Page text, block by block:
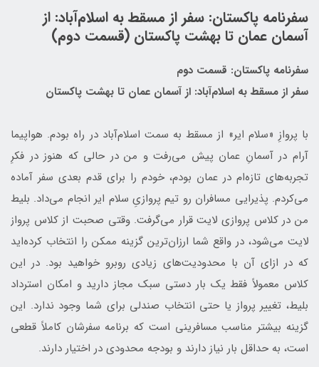
سفرنامه پاکستان: سفر از مسقط به اسلام‌آباد: از
آسمان عمان تا بهشت پاکستان (قسمت دوم)
سفرنامه پاکستان: قسمت دوم
سفر از مسقط به اسلام‌آباد: از آسمان عمان تا بهشت پاکستان
با پروازِ «سلام ایر» از مسقط به سمت اسلام‌آباد در راه بودم. هواپیما
آرام در آسمانِ عمان پیش می‌رفت و من در حالی که هنوز در فکرِ
تجربه‌های تازه‌ام در عمان بودم، خودم را برای قدم بعدی سفر آماده
می‌کردم. پذیرایی مسافران رو تیم پروازیِ سلام ایر انجام می‌داد. بلیط
من در کلاس پروازی لایت قرار می‌گرفت. وقتی صحبت از کلاس پرواز
لایت می‌شود، در واقع شما ارزان‌ترین گزینه ممکن را انتخاب کرده‌اید
که در ازای آن با محدودیت‌های زیادی روبرو خواهید بود. در این
کلاس معمولاً فقط یک بار دستی سبک مجاز دارید و امکان استرداد
بلیط، تغییر پرواز یا حتی انتخاب صندلی برای شما وجود ندارد. این
گزینه بیشتر مناسب مسافرینی است که برنامه سفرشان کاملاً قطعی
است، به حداقل بار نیاز دارند و بودجه محدودی در اختیار دارند.